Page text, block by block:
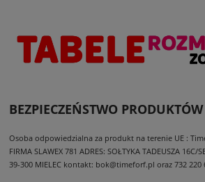
BEZPIECZEŃSTWO PRODUKTÓW
Osoba odpowiedzialna za produkt na terenie UE :
FIRMA SLAWEX 781 ADRES: SOŁTYKA TADEUSZA 16C/
39-300 MIELEC kontakt: bok@timeforf.pl oraz 732 220